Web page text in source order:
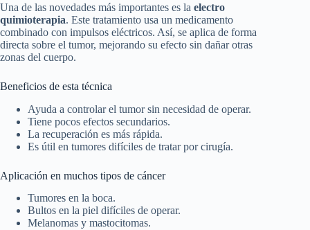
Una de las novedades más importantes es la electro
quimioterapia. Este tratamiento usa un medicamento
combinado con impulsos eléctricos. Así, se aplica de forma
directa sobre el tumor, mejorando su efecto sin dañar otras
zonas del cuerpo.
Beneficios de esta técnica
Ayuda a controlar el tumor sin necesidad de operar.
Tiene pocos efectos secundarios.
La recuperación es más rápida.
Es útil en tumores difíciles de tratar por cirugía.
Aplicación en muchos tipos de cáncer
Tumores en la boca.
Bultos en la piel difíciles de operar.
Melanomas y mastocitomas.